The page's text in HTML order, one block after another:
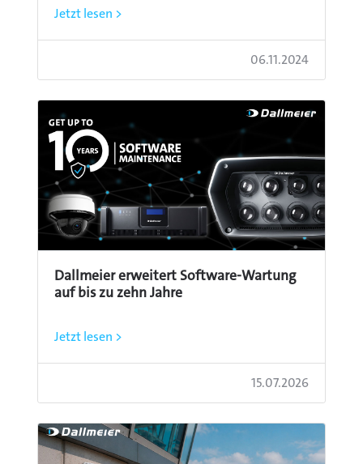
Jetzt lesen >
06.11.2024
Dallmeier erweitert Software-Wartung
auf bis zu zehn Jahre
Jetzt lesen >
15.07.2026